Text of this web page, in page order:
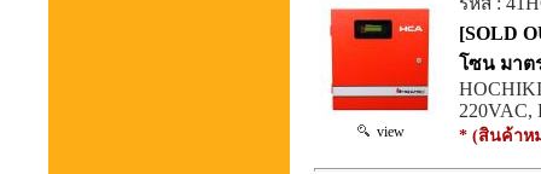
view
[SOLD
โซน มาต
HOCHIKI
220VAC,
* (สินค้าห